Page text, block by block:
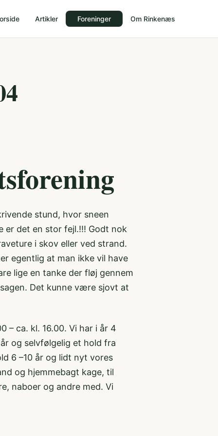
Artikler Foreninger Om Rinkenæs
stund, hvor sneen
er det en stor fejl.!!! Godt nok
i skov eller ved strand.
egentlig at man ikke vil have
lige en tanke der fløj gennem
Det kunne være sjovt at
– ca. kl. 16.00. Vi har i år 4
og selvfølgelig et hold fra
6 –10 år og lidt nyt vores
og hjemmebagt kage, til
naboer og andre med. Vi